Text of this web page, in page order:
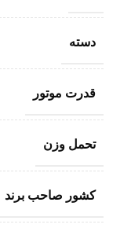
دسته
قدرت موتور
تحمل وزن
کشور صاحب برند